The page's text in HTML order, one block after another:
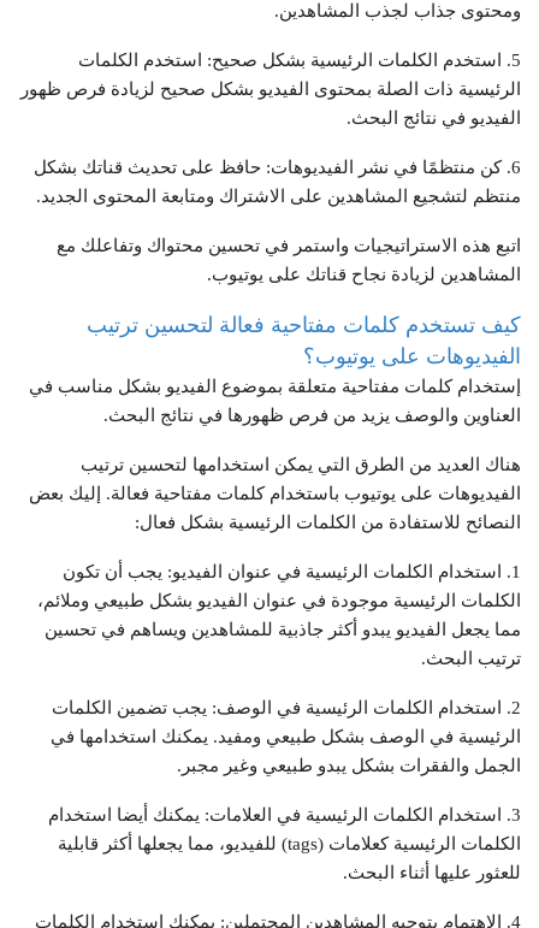
ومحتوى جذاب لجذب المشاهدين.
5. استخدم الكلمات الرئيسية بشكل صحيح: استخدم الكلمات
الرئيسية ذات الصلة بمحتوى الفيديو بشكل صحيح لزيادة فرص ظهور
الفيديو في نتائج البحث.
6. كن منتظمًا في نشر الفيديوهات: حافظ على تحديث قناتك بشكل
منتظم لتشجيع المشاهدين على الاشتراك ومتابعة المحتوى الجديد.
اتبع هذه الاستراتيجيات واستمر في تحسين محتواك وتفاعلك مع
المشاهدين لزيادة نجاح قناتك على يوتيوب.
كيف تستخدم كلمات مفتاحية فعالة لتحسين ترتيب
الفيديوهات على يوتيوب؟
إستخدام كلمات مفتاحية متعلقة بموضوع الفيديو بشكل مناسب في
العناوين والوصف يزيد من فرص ظهورها في نتائج البحث.
هناك العديد من الطرق التي يمكن استخدامها لتحسين ترتيب
الفيديوهات على يوتيوب باستخدام كلمات مفتاحية فعالة. إليك بعض
النصائح للاستفادة من الكلمات الرئيسية بشكل فعال:
1. استخدام الكلمات الرئيسية في عنوان الفيديو: يجب أن تكون
الكلمات الرئيسية موجودة في عنوان الفيديو بشكل طبيعي وملائم،
مما يجعل الفيديو يبدو أكثر جاذبية للمشاهدين ويساهم في تحسين
ترتيب البحث.
2. استخدام الكلمات الرئيسية في الوصف: يجب تضمين الكلمات
الرئيسية في الوصف بشكل طبيعي ومفيد. يمكنك استخدامها في
الجمل والفقرات بشكل يبدو طبيعي وغير مجبر.
3. استخدام الكلمات الرئيسية في العلامات: يمكنك أيضا استخدام
الكلمات الرئيسية كعلامات (tags) للفيديو، مما يجعلها أكثر قابلية
للعثور عليها أثناء البحث.
4. الاهتمام بتوجيه المشاهدين المحتملين: يمكنك استخدام الكلمات